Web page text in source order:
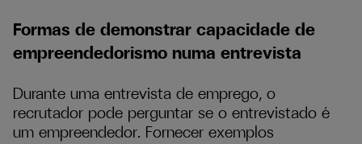
Formas de demonstrar capacidade de
empreendedorismo numa entrevista
Durante uma entrevista de emprego, o
recrutador pode perguntar se o entrevistado é
um empreendedor. Fornecer exemplos